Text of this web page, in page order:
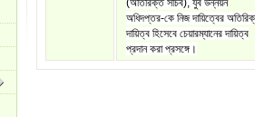
(অতিরিক্ত সচিব), যুব উন্নয়ন
অধিদপ্তর-কে নিজ দায়িত্বের
দায়িত্ব হিসেবে চেয়ারম্যানের দায়িত্ব
প্রদান করা প্রসঙ্গে।